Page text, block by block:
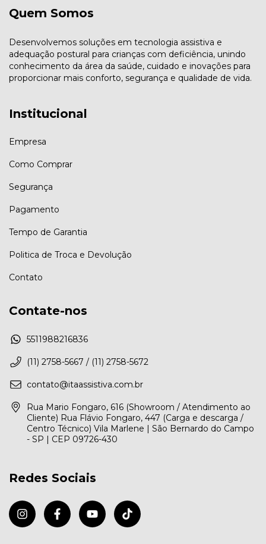
Quem Somos
Desenvolvemos soluções em tecnologia assistiva e
adequação postural para crianças com deficiência, unindo
conhecimento da área da saúde, cuidado e inovações para
proporcionar mais conforto, segurança e qualidade de vida.
Institucional
Empresa
Como Comprar
Segurança
Pagamento
Tempo de Garantia
Politica de Troca e Devolução
Contato
Contate-nos
5511988216836
(11) 2758-5667 / (11) 2758-5672
contato@itaassistiva.com.br
Rua Mario Fongaro, 616 (Showroom / Atendimento ao
Cliente) Rua Flávio Fongaro, 447 (Carga e descarga /
Centro Técnico) Vila Marlene | São Bernardo do Campo
- SP | CEP 09726-430
Redes Sociais